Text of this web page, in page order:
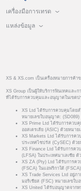
เครื่องมือการเทรด
แหล่งข้อมูล
XS & XS.com เป็นเครื่องหมายการค้า
XS Group เป็นผู้ให้บริการฟินเทคและ
ที่ได้รับการควบคุมและอนุญาตในเขตป
XS Ltd ได้รับการควบคุมโดยส
หมายเลขใบอนุญาต: (SD089)
XS Prime Ltd ได้รับการควบ
ออสเตรเลีย (ASIC) ด้วยหมา
XS Markets Ltd ได้รับการค
ประเทศไซปรัส (CySEC) ด้ว
XS Finance Ltd ได้รับการคว
(LFSA) ในประเทศมาเลเซีย
XS ZA (Pty) Ltd ได้รับการค
(FSCA) ในแอฟริกาใต้
XS Trade Services Ltd อยู่ภ
มอริเชียส (FSC) หมายเลขใบ
XS United ได้รับอนุญาตจากห